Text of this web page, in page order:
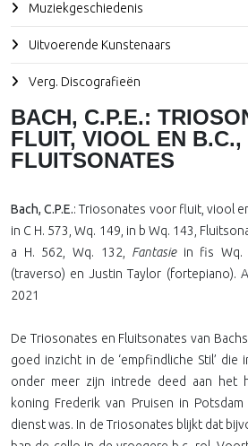
Muziekgeschiedenis
Uitvoerende Kunstenaars
Verg. Discografieën
BACH, C.P.E.:
FLUIT, VIOOL EN B.C.,
FLUITSONATES
Bach, C.P.E.: Triosonates voor fluit, viool
in C H. 573, Wq. 149, in b Wq. 143,
a H. 562, Wq. 132, Fantasiein fis Wq.
(traverso) en Justin Taylor (fortepiano).
2021
De Triosonates en Fluitsonates van
goed inzicht in de ‘empfindliche Stil’
onder meer zijn intrede deed aan het
koning Frederik van Pruisen in
dienst was. In de Triosonates blijkt dat